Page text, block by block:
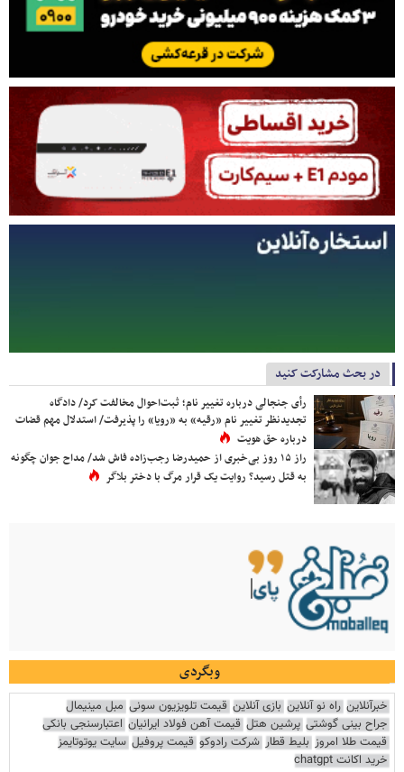
در بحث مشارکت کنید
رأی جنجالی درباره تغییر نام؛ ثبت‌احوال مخالفت کرد/ دادگاه
تجدیدنظر تغییر نام «رقیه» به «رویا» را پذیرفت/ استدلال مهم قضات
درباره حق هویت
راز ۱۵ روز بی‌خبری از حمیدرضا رجب‌زاده فاش شد/ مداح جوان چگونه
به قتل رسید؟ روایت یک قرار مرگ با دختر بلاگر
وبگردی
خبرآنلاین راه نو آنلاین بازی آنلاین قیمت تلویزیون سونی مبل مینیمال
جراح بینی گوشتی پرشین هتل قیمت آهن فولاد ایرانیان اعتبارسنجی بانکی
قیمت طلا امروز بلیط قطار شرکت رادوکو قیمت پروفیل سایت یوتوتایمز
خرید اکانت chatgpt